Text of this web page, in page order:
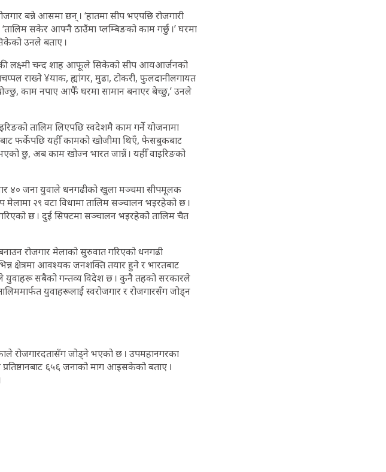
बन्ने आसमा छन् । ‘हातमा सीप भएपछि रोजगारी
सकेर आफ्नै ठाउँमा प्लम्बिङको काम गर्छु ।’ घरमा
उनले बताए ।
लक्ष्मी चन्द शाह आफूले सिकेको सीप आयआर्जनको
राख्ने ¥याक, ह्यांगर, मुढा, टोकरी, फुलदानीलगायत
काम नपाए आफैँ घरमा सामान बनाएर बेच्छु,’ उनले
तालिम लिएपछि स्वदेशमै काम गर्ने योजनामा
फर्केपछि यहीँ कामको खोजीमा थिएँ, फेसबुकबाट
छु, अब काम खोज्न भारत जान्नँ । यहीँ वाइरिङको
४० जना युवाले धनगढीको खुला मञ्चमा सीपमूलक
२९ वटा विधामा तालिम सञ्चालन भइरहेको छ ।
छ । दुई सिफ्टमा सञ्चालन भइरहेकोे तालिम चैत
रोजगार मेलाको सुरुवात गरिएको धनगढी
क्षेत्रमा आवश्यक जनशक्ति तयार हुने र भारतबाट
युवाहरू सबैको गन्तव्य विदेश छ । कुनै तहको सरकारले
युवाहरूलाई स्वरोजगार र रोजगारसँग जोड्न
रोजगारदतासँग जोड्ने भएको छ । उपमहानगरका
६५६ जनाको माग आइसकेको बताए ।